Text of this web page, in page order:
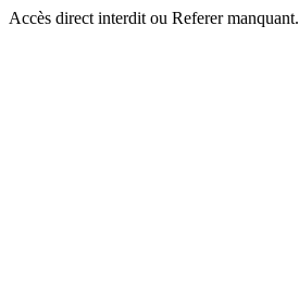
Accès direct interdit ou Referer manquant.